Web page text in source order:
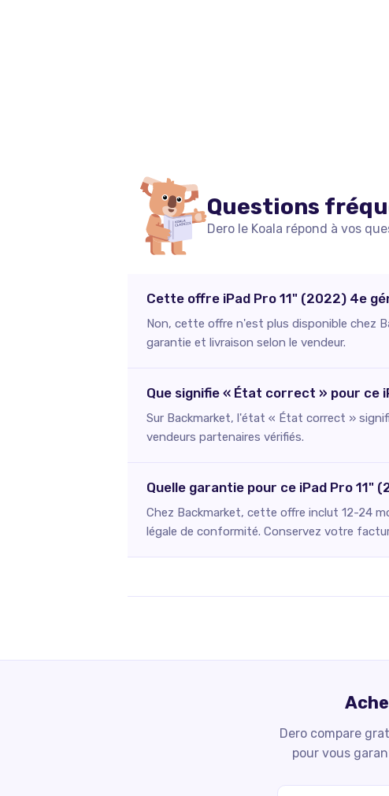
Questions
Dero le Koala répond à vos
Cette offre iPad Pro 11" (2022) 4e
Non, cette offre n'est plus disponible chez
garantie et livraison selon le vendeur.
Que signifie « État correct » pour ce
Sur Backmarket, l'état « État correct »
vendeurs partenaires vérifiés.
Quelle garantie pour ce iPad Pro 11"
Chez Backmarket, cette offre inclut 12-24
légale de conformité. Conservez votre
Dero compare
pour vous